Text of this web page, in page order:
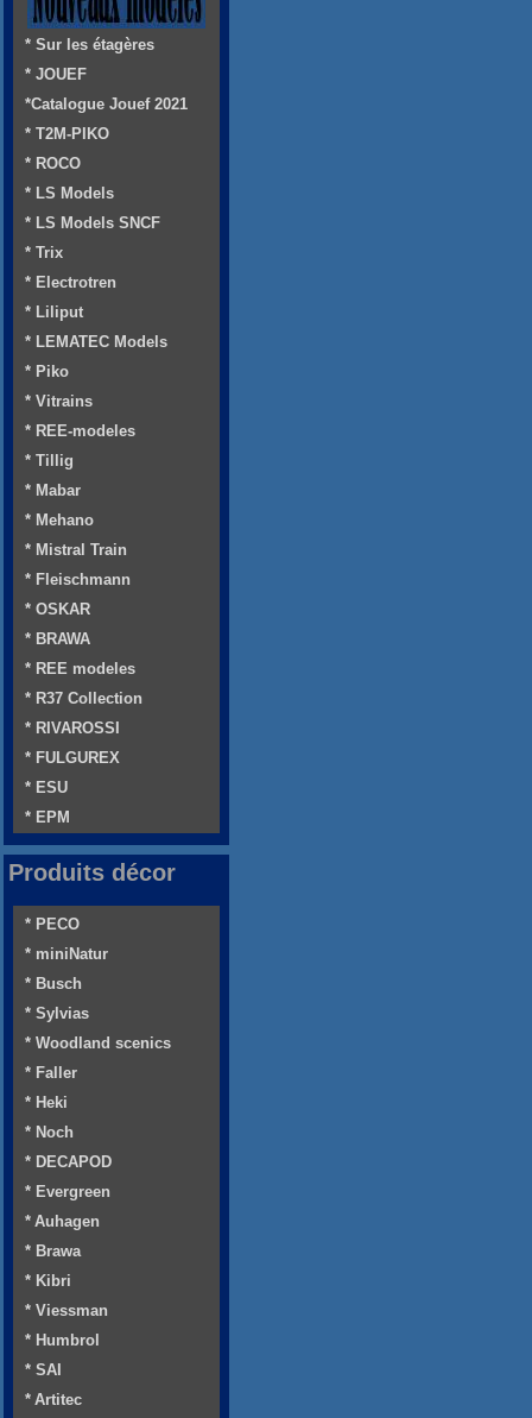
* Sur les étagères
* JOUEF
*Catalogue Jouef 2021
* T2M-PIKO
* ROCO
* LS Models
* LS Models SNCF
* Trix
* Electrotren
* Liliput
* LEMATEC Models
* Piko
* Vitrains
* REE-modeles
* Tillig
* Mabar
* Mehano
* Mistral Train
* Fleischmann
* OSKAR
* BRAWA
* REE modeles
* R37 Collection
* RIVAROSSI
* FULGUREX
* ESU
* EPM
Produits décor
* PECO
* miniNatur
* Busch
* Sylvias
* Woodland scenics
* Faller
* Heki
* Noch
* DECAPOD
* Evergreen
* Auhagen
* Brawa
* Kibri
* Viessman
* Humbrol
* SAI
* Artitec